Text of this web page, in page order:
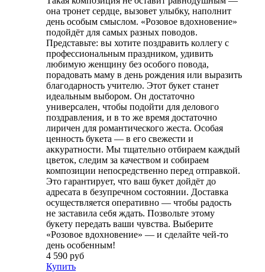
она тронет сердце, вызовет улыбку, наполнит
день особым смыслом. «Розовое вдохновение»
подойдёт для самых разных поводов.
Представьте: вы хотите поздравить коллегу с
профессиональным праздником, удивить
любимую женщину без особого повода,
порадовать маму в день рождения или выразить
благодарность учителю. Этот букет станет
идеальным выбором. Он достаточно
универсален, чтобы подойти для делового
поздравления, и в то же время достаточно
лиричен для романтического жеста. Особая
ценность букета — в его свежести и
аккуратности. Мы тщательно отбираем каждый
цветок, следим за качеством и собираем
композиции непосредственно перед отправкой.
Это гарантирует, что ваш букет дойдёт до
адресата в безупречном состоянии. Доставка
осуществляется оперативно — чтобы радость
не заставила себя ждать. Позвольте этому
букету передать ваши чувства. Выберите
«Розовое вдохновение» — и сделайте чей-то
день особенным!
4 590 руб
Купить